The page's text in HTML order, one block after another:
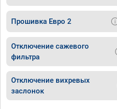
Прошивка Евро 2
Отключение сажевого
фильтра
Отключение вихревых
заслонок